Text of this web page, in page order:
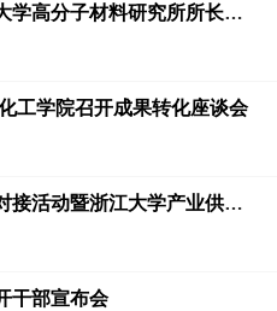
中国工程院院士、大连理工大学高分子材料研究所所长蹇锡高一行到访技术转化研究院
工学院召开成果转化座谈会
福建省“产研融合”科技成果对接活动暨浙江大学产业供需对接专场活动在福州举办
干部宣布会